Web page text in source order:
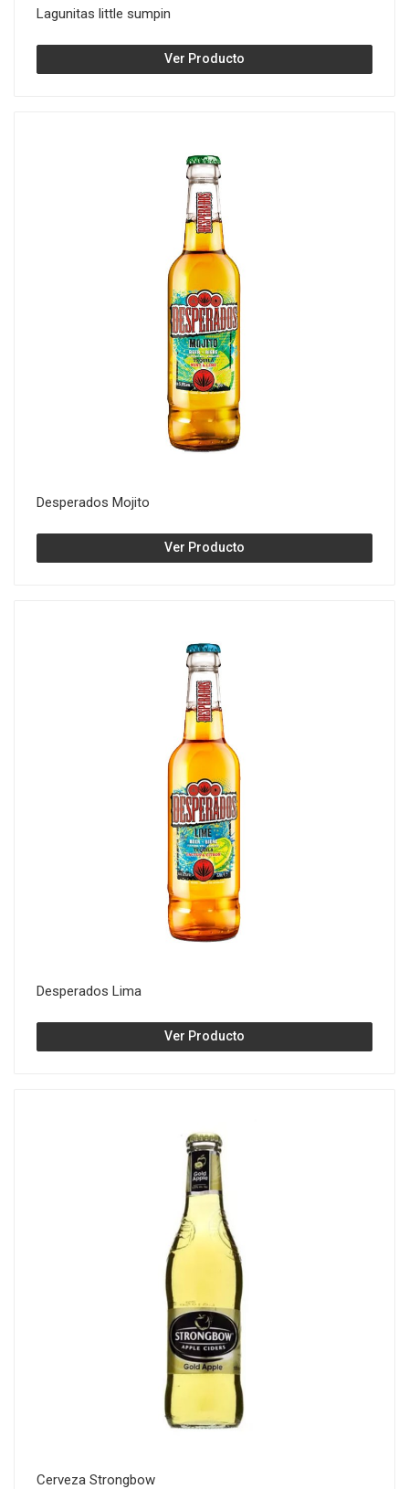
Lagunitas little sumpin
Ver Producto
Desperados Mojito
Ver Producto
Desperados Lima
Ver Producto
Cerveza Strongbow